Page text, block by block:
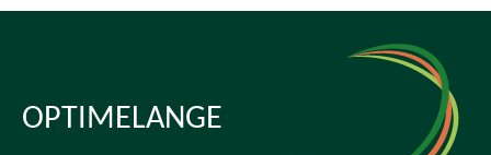
OPTIMELANGE